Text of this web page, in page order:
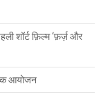
शॉर्ट फ़िल्म ‘फ़र्ज़ और
आयोजन